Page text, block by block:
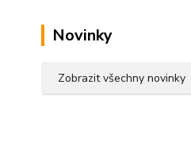
Novinky
Zobrazit všechny novinky